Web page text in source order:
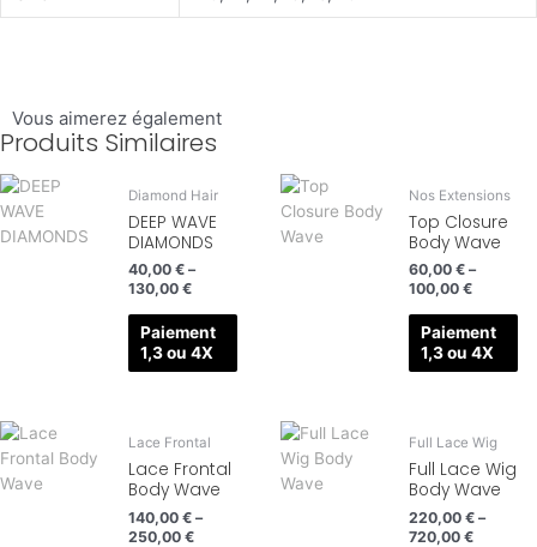
Vous aimerez également
Produits Similaires
Diamond Hair
DEEP WAVE
DIAMONDS
40,00 € –
130,00 €
Paiement
1,3 ou 4X
Nos Extensions
Top Closure
Body Wave
60,00 € –
100,00 €
Paiement
1,3 ou 4X
Lace Frontal
Lace Frontal
Body Wave
140,00 € –
250,00 €
Full Lace Wig
Full Lace Wig
Body Wave
220,00 € –
720,00 €